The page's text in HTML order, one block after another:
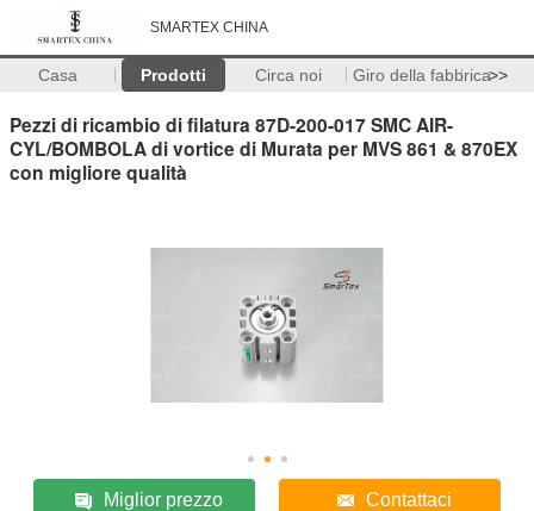
SMARTEX CHINA
Casa Prodotti Circa noi Giro della fabbrica>>
Pezzi di ricambio di filatura 87D-200-017 SMC AIR-
CYL/BOMBOLA di vortice di Murata per MVS 861 & 870EX
con migliore qualità
Miglior prezzo Contattaci